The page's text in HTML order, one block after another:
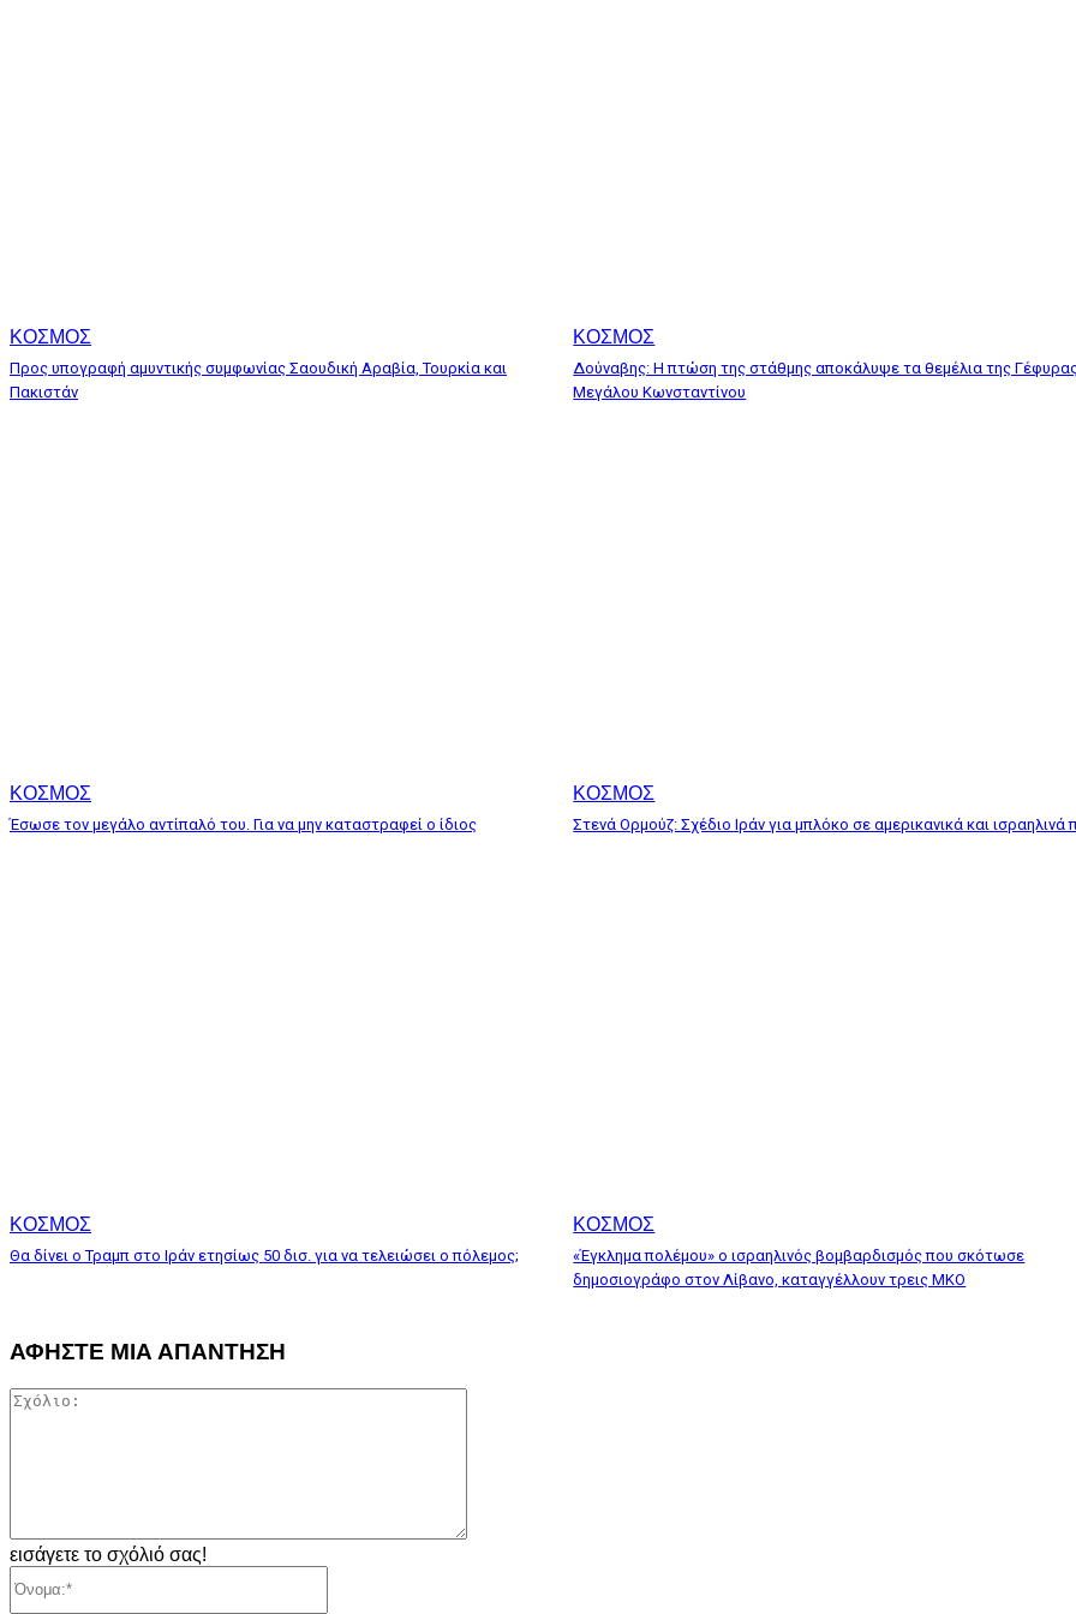
ΚΟΣΜΟΣ
Προς υπογραφή αμυντικής συμφωνίας Σαουδική Αραβία, Τουρκία και
Πακιστάν
ΚΟΣΜΟΣ
Δούναβης: Η πτώση της στάθμης αποκάλυψε τα θεμέλια της
Μεγάλου Κωνσταντίνου
ΚΟΣΜΟΣ
Έσωσε τον μεγάλο αντίπαλό του. Για να μην καταστραφεί ο ίδιος
ΚΟΣΜΟΣ
Στενά Ορμούζ: Σχέδιο Ιράν για μπλόκο σε αμερικανικά και ισραηλινά
ΚΟΣΜΟΣ
Θα δίνει ο Τραμπ στο Ιράν ετησίως 50 δισ. για να τελειώσει ο πόλεμος;
ΚΟΣΜΟΣ
«Έγκλημα πολέμου» ο ισραηλινός βομβαρδισμός που σκότωσε
δημοσιογράφο στον Λίβανο, καταγγέλλουν τρεις ΜΚΟ
ΑΦΗΣΤΕ ΜΙΑ ΑΠΑΝΤΗΣΗ
εισάγετε το σχόλιό σας!